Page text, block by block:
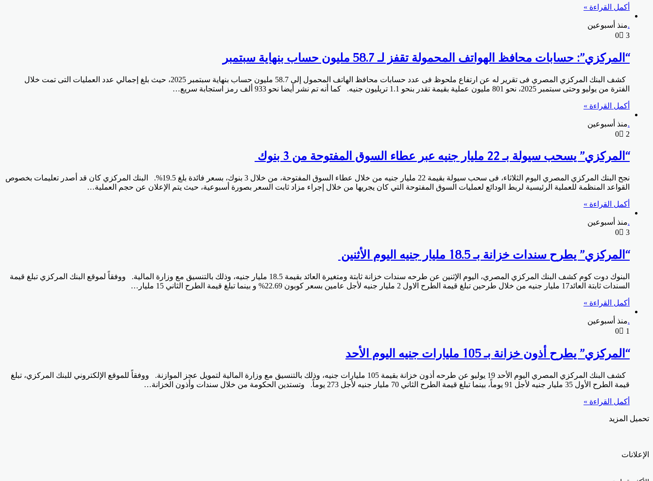
أكمل القراءة »
.منذ أسبوعين
0
3
“المركزي”: حسابات محافظ الهواتف المحمولة تقفز لـ 58.7 مليون حساب بنهاية سبتمبر
كشف البنك المركزي المصري فى تقرير له عن ارتفاع ملحوظ فى عدد حسابات محافظ الهاتف المحمول إلى 58.7 مليون حساب بنهاية سبتمبر 2025، حيث بلغ إجمالي عدد العمليات التى تمت خلال
الفترة من يوليو وحتى سبتمبر 2025، نحو 801 مليون عملية بقيمة تقدر بنحو 1.1 تريليون جنيه. كما أنه تم نشر أيضا نحو 933 ألف رمز استجابة سريع…
أكمل القراءة »
.منذ أسبوعين
0
2
“المركزي” يسحب سيولة بـ 22 مليار جنيه عبر عطاء السوق المفتوحة من 3 بنوك
نجح البنك المركزي المصري اليوم الثلاثاء، فى سحب سيولة بقيمة 22 مليار جنيه من خلال عطاء السوق المفتوحة، من خلال 3 بنوك، بسعر فائدة بلغ 19.5%. البنك المركزي كان قد أصدر تعليمات بخصوص
القواعد المنظمة للعملية الرئيسية لربط الودائع لعمليات السوق المفتوحة التي كان يجريها من خلال إجراء مزاد ثابت السعر بصورة أسبوعية، حيث يتم الإعلان عن حجم العملية…
أكمل القراءة »
.منذ أسبوعين
0
3
“المركزي” يطرح سندات خزانة بـ 18.5 مليار جنيه اليوم الأثنين
البنوك دوت كوم كشف البنك المركزي المصري، اليوم الإثنين عن طرحه سندات خزانة ثابتة ومتغيرة العائد بقيمة 18.5 مليار جنيه، وذلك بالتنسيق مع وزارة المالية. ووفقاً لموقع البنك المركزي تبلغ قيمة
السندات ثابتة العائد17 مليار جنيه من خلال طرحين تبلغ قيمة الطرح الاول 2 مليار جنيه لأجل عامين بسعر كوبون 22.69% و بينما تبلغ قيمة الطرح الثاني 15 مليار…
أكمل القراءة »
.منذ أسبوعين
0
1
“المركزي” يطرح أذون خزانة بـ 105 مليارات جنيه اليوم الأحد
كشف البنك المركزي المصري اليوم الأحد 19 يوليو عن طرحه أذون خزانة بقيمة 105 مليارات جنيه، وذلك بالتنسيق مع وزارة المالية لتمويل عجز الموازنة. ووفقاً للموقع الإلكتروني للبنك المركزي، تبلغ
قيمة الطرح الأول 35 مليار جنيه لأجل 91 يوماً، بينما تبلغ قيمة الطرح الثاني 70 مليار جنيه لأجل 273 يوماً. وتستدين الحكومة من خلال سندات وأذون الخزانة…
أكمل القراءة »
تحميل المزيد
الإعلانات